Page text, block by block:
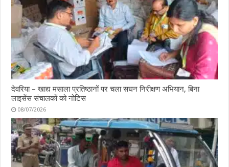
देवरिया – खाद्य मसाला प्रतिष्ठानों पर चला सघन निरीक्षण अभियान, बिना
लाइसेंस संचालकों को नोटिस
08/07/2026